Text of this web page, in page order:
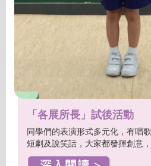
「各展所長」試後活動
同學們的表演形式多元化，有唱
短劇及說笑話，大家都發揮創意